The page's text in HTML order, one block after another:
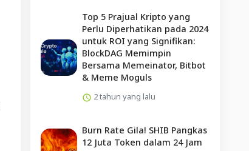
Top 5 Prajual Kripto yang
Perlu Diperhatikan pada 2024
untuk ROI yang Signifikan:
BlockDAG Memimpin
Bersama Memeinator, Bitbot
& Meme Moguls
2 tahun yang lalu
Burn Rate Gila! SHIB Pangkas
12 Juta Token dalam 24 Jam